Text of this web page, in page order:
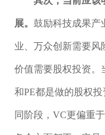
展。鼓励科技成果产
业、万众创新需要风
价值需要股权投资。
和PE都是做的股权
同阶段，VC更偏重